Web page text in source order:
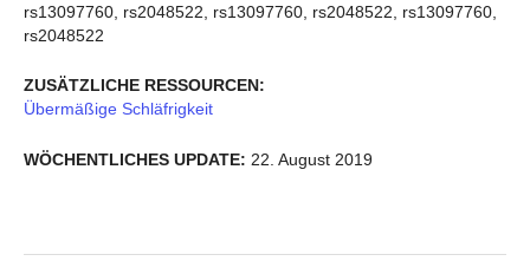
rs13097760, rs2048522, rs13097760, rs2048522, rs13097760,
rs2048522
ZUSÄTZLICHE RESSOURCEN:
Übermäßige Schläfrigkeit
WÖCHENTLICHES UPDATE: 22. August 2019